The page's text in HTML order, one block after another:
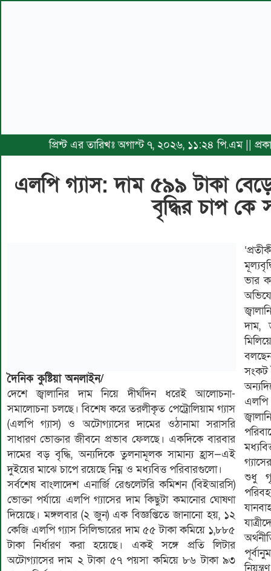
প্রিন্ট এর তারিখঃ অগাস্ট ৭, ২০২৬, ১১:২৪ পি.এম ||
এলপি গ্যাস: দাম ৫৯৯ টাকা
বৃদ্ধির চাপ কে
দৈনিক কুষ্টিয়া অনলাইন/
দেশে জ্বালানির দাম নিয়ে দীর্ঘদিন ধরেই আলোচনা-
সমালোচনা চলছে। বিশেষ করে তরলীকৃত পেট্রোলিয়াম গ্যাস
(এলপি গ্যাস) ও অটোগ্যাসের দামের ওঠানামা সরাসরি
সাধারণ ভোক্তার জীবনে প্রভাব ফেলছে। একদিকে বারবার
দামের বড় বৃদ্ধি, অন্যদিকে তুলনামূলক সামান্য হ্রাস—এই
দুইয়ের মাঝে চাপে রয়েছে নিম্ন ও মধ্যবিত্ত পরিবারগুলো।
সর্বশেষ বাংলাদেশ এনার্জি রেগুলেটরি কমিশন (বিইআরসি)
ভোক্তা পর্যায়ে এলপি গ্যাসের দাম কিছুটা কমানোর ঘোষণা
দিয়েছে। মঙ্গলবার (২ জুন) এক বিজ্ঞপ্তিতে জানানো হয়, ১২
কেজি এলপি গ্যাস সিলিন্ডারের দাম ৫৫ টাকা কমিয়ে ১,৮৮৫
টাকা নির্ধারণ করা হয়েছে। একই সঙ্গে প্রতি লিটার
অটোগ্যাসের দাম ২ টাকা ৫৭ পয়সা কমিয়ে ৮৬ টাকা ৯৩
ভার
দাম,
সংকট
এলপি
শুধু